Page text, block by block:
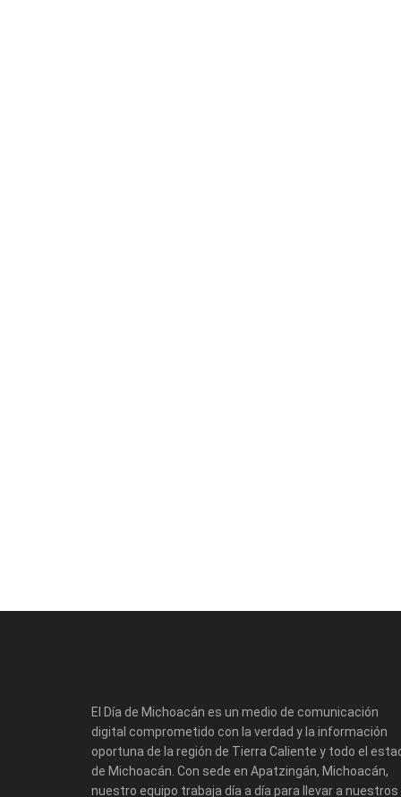
El Día de Michoacán es un medio de comunicación
digital comprometido con la verdad y la información
oportuna de la región de Tierra Caliente y todo el
de Michoacán. Con sede en Apatzingán, Michoacán,
nuestro equipo trabaja día a día para llevar a nuestros